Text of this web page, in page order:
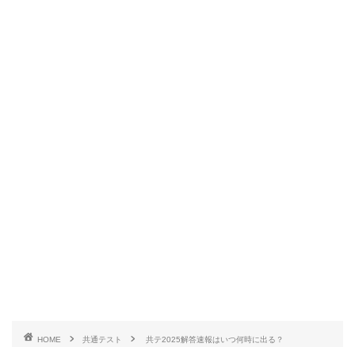
HOME 共通テスト 共テ2025解答速報はいつ何時に出る？